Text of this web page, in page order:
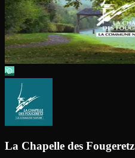
La Chapelle des Fougeretz